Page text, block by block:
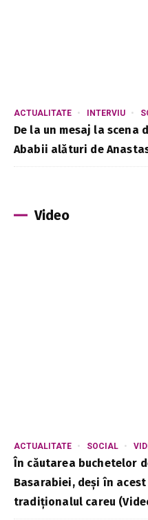
ACTUALITATE INTERVIU
De la un mesaj la scena
Ababii alături de
Video
ACTUALITATE SOCIAL
În căutarea buchetelor
Basarabiei, deși în
tradiționalul careu